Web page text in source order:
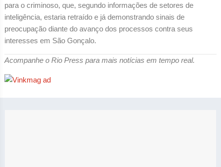
para o criminoso, que, segundo informações de setores de
inteligência, estaria retraído e já demonstrando sinais de
preocupação diante do avanço dos processos contra seus
interesses em São Gonçalo.
Acompanhe o Rio Press para mais notícias em tempo real.